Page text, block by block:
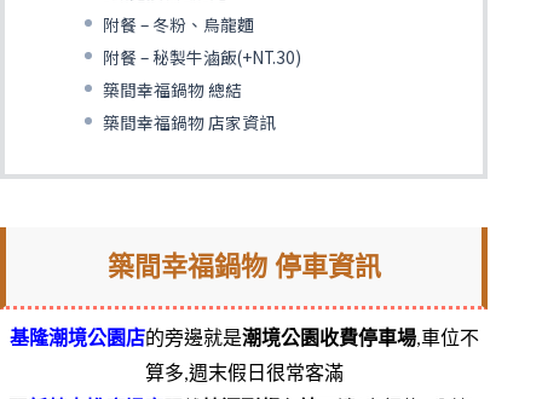
附餐 – 冬粉、烏龍麵
附餐 – 秘製牛滷飯(+NT.30)
築間幸福鍋物 總結
築間幸福鍋物 店家資訊
築間幸福鍋物 停車資訊
基隆潮境公園店的旁邊就是潮境公園收費停車場,車位不
算多,週末假日很常客滿